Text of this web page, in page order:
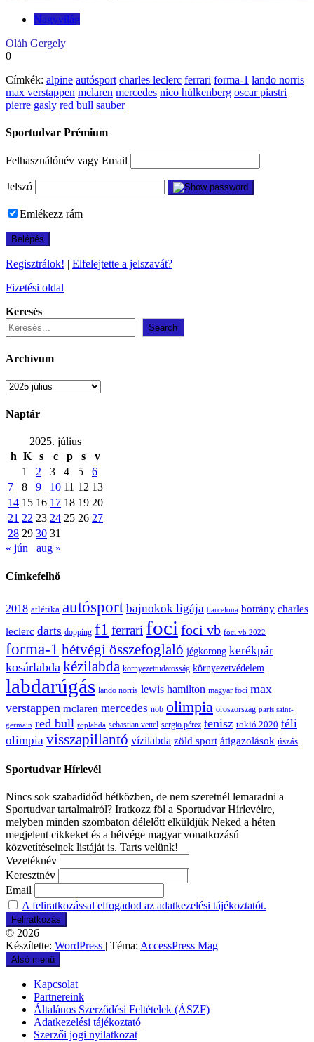
Nagyvilág
Oláh Gergely
0
Címkék: alpine autósport charles leclerc ferrari forma-1 lando norris
max verstappen mclaren mercedes nico hülkenberg oscar piastri
pierre gasly red bull sauber
Sportudvar Prémium
Felhasználónév vagy Email
Jelszó
Emlékezz rám
Regisztrálok! | Elfelejtette a jelszavát?
Fizetési oldal
Keresés
Search
Archívum
Archívum
Naptár
2025. július
h K s c p s
v
1
2 3 4 5
6
7
8 9 10 11 12 13
14 15 16 17 18 19 20
21 22 23 24 25 26 27
28 29 30 31
« jún
aug »
Címkefelhő
2018 atlétika autósport bajnokok ligája barcelona botrány charles
leclerc darts dopping f1 ferrari foci foci vb foci vb 2022
forma-1 hétvégi összefoglaló jégkorong kerékpár
kosárlabda kézilabda környezettudatosság környezetvédelem
labdarúgás lando norris lewis hamilton magyar foci max
verstappen mclaren mercedes nob olimpia oroszország paris saint-
germain red bull röplabda sebastian vettel sergio pérez tenisz tokió 2020 téli
olimpia visszapillantó vízilabda zöld sport átigazolások úszás
Sportudvar Hírlevél
Nincs sok szabadidőd hétközben, de nem szeretnél lemaradni a
Sportudvar tartalmairól? Iratkozz föl a Sportudvar Hírlevélre,
melyben minden szombaton délelőtt elküldjük Neked a héten
megjelent cikkeket és a hétvége magyar vonatkozású
közvetítéseinek listáját is. Tarts velünk!
Vezetéknév
Keresztnév
Email
A feliratkozással elfogadod az adatkezelési tájékoztatót.
© 2026
Készítette: WordPress | Téma: AccessPress Mag
Alsó menü
Kapcsolat
Partnereink
Általános Szerződési Feltételek (ÁSZF)
Adatkezelési tájékoztató
Szerzői jogi nyilatkozat